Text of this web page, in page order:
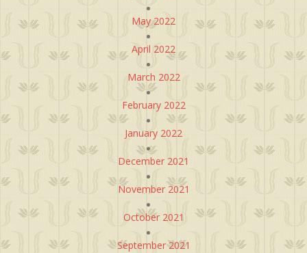
May 2022
April 2022
March 2022
February 2022
January 2022
December 2021
November 2021
October 2021
September 2021